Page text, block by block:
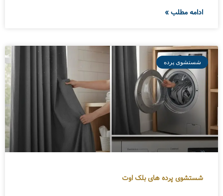
ادامه مطلب »
شستشوی پرده
شستشوی پرده های بلک اوت